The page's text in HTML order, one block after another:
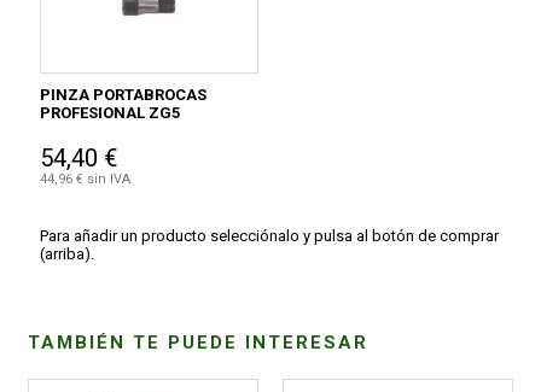
PINZA PORTABROCAS
PROFESIONAL ZG5
54,40 €
44,96 € sin IVA
Para añadir un producto selecciónalo y pulsa al botón de comprar
(arriba).
TAMBIÉN TE PUEDE INTERESAR